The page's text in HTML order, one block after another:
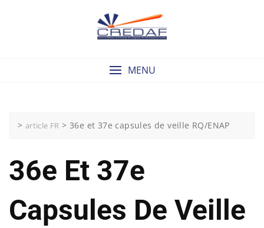
MENU
> article FR >36e et 37e capsules de veille RQ/ENAP
36e Et 37e
Capsules De Veille